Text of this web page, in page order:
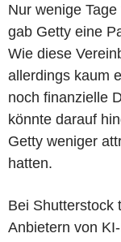
Nur wenige
gab Getty eine
Wie diese
allerdings kaum
noch finanzielle
könnte darauf
Getty weniger
hatten.
Bei Shutterstock
Anbietern von